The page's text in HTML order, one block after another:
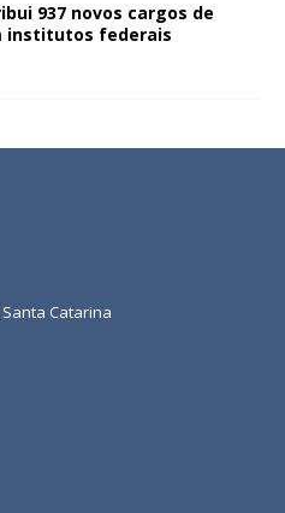
937 novos cargos de
institutos federais
Catarina